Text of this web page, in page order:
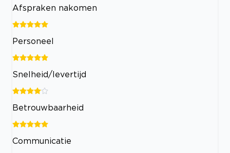
Afspraken nakomen
Personeel
Snelheid/levertijd
Betrouwbaarheid
Communicatie